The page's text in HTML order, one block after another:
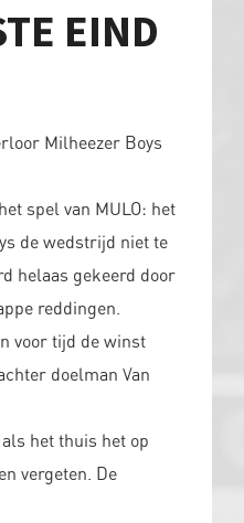
EIND
Milheezer Boys
spel van MULO: het
de wedstrijd niet te
helaas gekeerd door
reddingen.
voor tijd de winst
doelman Van
het thuis het op
vergeten. De